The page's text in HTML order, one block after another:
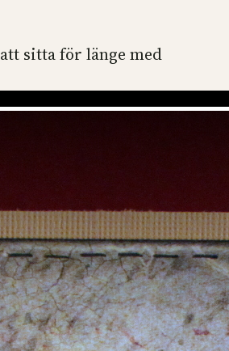
sitta för länge med